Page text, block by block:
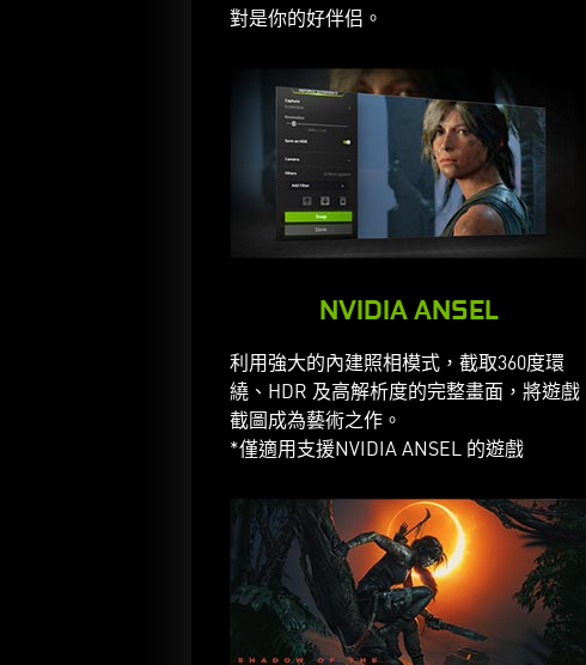
對是你的好伴侣。
NVIDIA ANSEL
利用強大的內建照相模式，截取360度環
繞、HDR 及高解析度的完整畫面，將遊戲
截圖成為藝術之作。
*僅適用支援NVIDIA ANSEL 的遊戲